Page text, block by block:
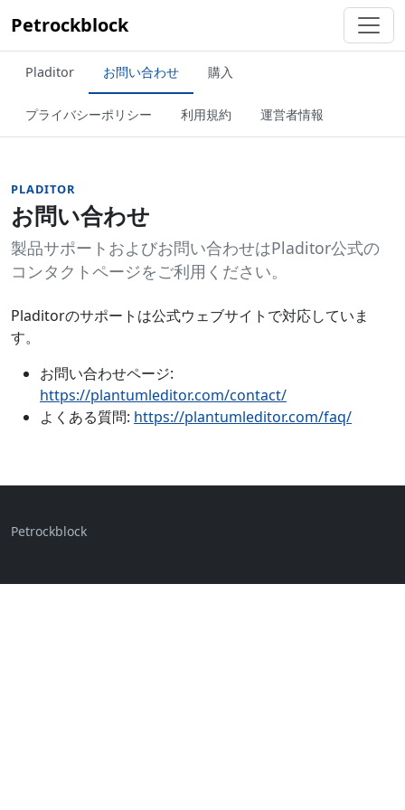
Petrockblock
Pladitor お問い合わせ 購入
プライバシーポリシー 利用規約 運営者情報
PLADITOR
お問い合わせ
製品サポートおよびお問い合わせはPladitor公式の
コンタクトページをご利用ください。
Pladitorのサポートは公式ウェブサイトで対応していま
す。
お問い合わせページ:
https://plantumleditor.com/contact/
よくある質問: https://plantumleditor.com/faq/
Petrockblock